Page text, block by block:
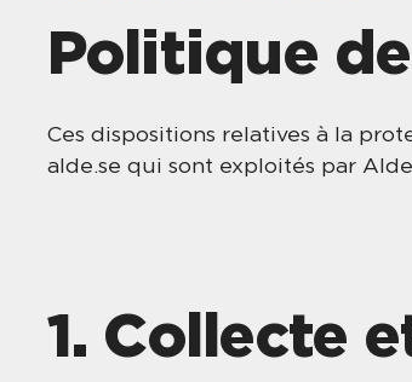
Politique
Ces dispositions relatives à la
alde.se qui sont exploités par
1. Collecte